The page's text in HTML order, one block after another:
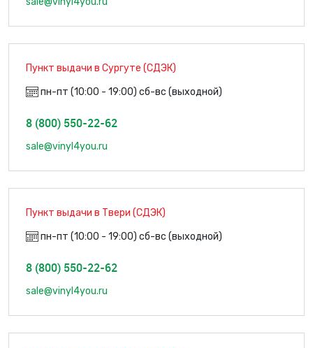
Пункт выдачи в Сургуте (СДЭК)
пн-пт (10:00 - 19:00) сб-вс (выходной)
8 (800) 550-22-62
sale@vinyl4you.ru
Пункт выдачи в Твери (СДЭК)
пн-пт (10:00 - 19:00) сб-вс (выходной)
8 (800) 550-22-62
sale@vinyl4you.ru